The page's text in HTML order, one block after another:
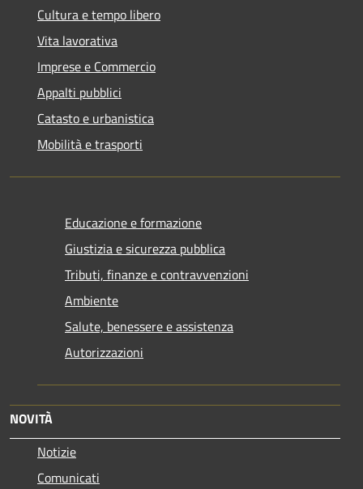
Cultura e tempo libero
Vita lavorativa
Imprese e Commercio
Appalti pubblici
Catasto e urbanistica
Mobilità e trasporti
Educazione e formazione
Giustizia e sicurezza pubblica
Tributi, finanze e contravvenzioni
Ambiente
Salute, benessere e assistenza
Autorizzazioni
NOVITÀ
Notizie
Comunicati